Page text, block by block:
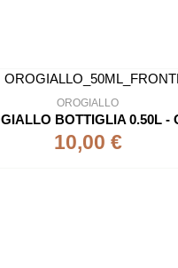
OROGIALLO
10,00 €